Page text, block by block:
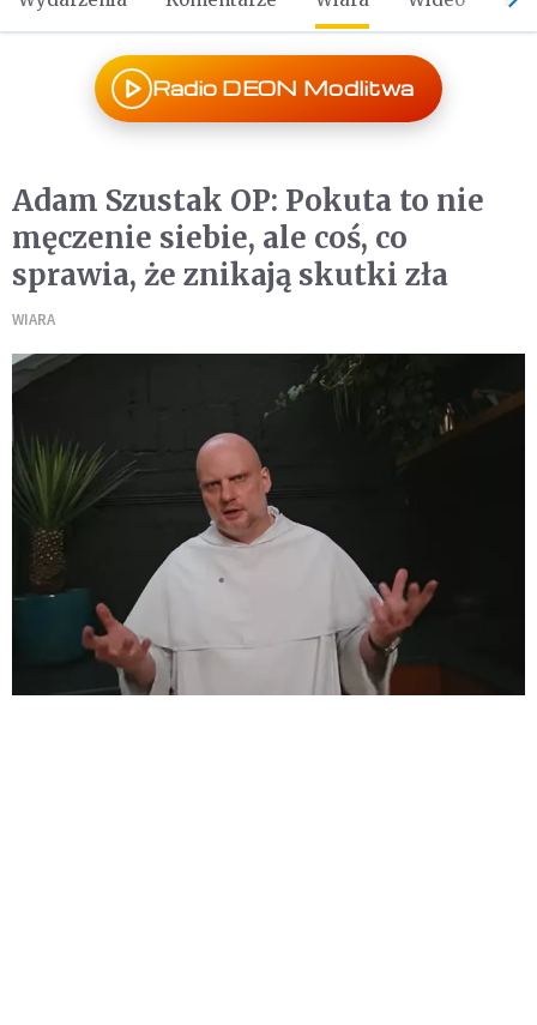
Radio DEON Modlitwa
Adam Szustak OP: Pokuta to nie
męczenie siebie, ale coś, co
sprawia, że znikają skutki zła
WIARA